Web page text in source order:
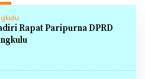
Rapat Paripurna DPRD